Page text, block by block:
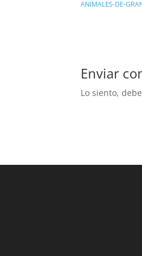
ANIMALES-DE-
Enviar
Lo siento,